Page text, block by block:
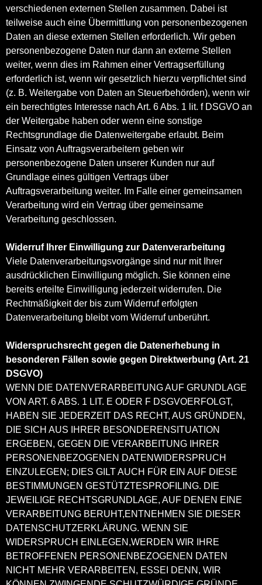
verschiedenen externen Stellen zusammen. Dabei ist
teilweise auch eine Übermittlung von personenbezogenen
Daten an diese externen Stellen erforderlich. Wir geben
personenbezogene Daten nur dann an externe Stellen
weiter, wenn dies im Rahmen einer Vertragserfüllung
erforderlich ist, wenn wir gesetzlich hierzu verpflichtet sind
(z. B. Weitergabe von Daten an Steuerbehörden), wenn wir
ein berechtigtes Interesse nach Art. 6 Abs. 1 lit. f DSGVO an
der Weitergabe haben oder wenn eine sonstige
Rechtsgrundlage die Datenweitergabe erlaubt. Beim
Einsatz von Auftragsverarbeitern geben wir
personenbezogene Daten unserer Kunden nur auf
Grundlage eines gültigen Vertrags über
Auftragsverarbeitung weiter. Im Falle einer gemeinsamen
Verarbeitung wird ein Vertrag über gemeinsame
Verarbeitung geschlossen.
Widerruf Ihrer Einwilligung zur Datenverarbeitung
Viele Datenverarbeitungsvorgänge sind nur mit Ihrer
ausdrücklichen Einwilligung möglich. Sie können eine
bereits erteilte Einwilligung jederzeit widerrufen. Die
Rechtmäßigkeit der bis zum Widerruf erfolgten
Datenverarbeitung bleibt vom Widerruf unberührt.
Widerspruchsrecht gegen die Datenerhebung in
besonderen Fällen sowie gegen Direktwerbung (Art. 21
DSGVO)
WENN DIE DATENVERARBEITUNG AUF GRUNDLAGE
VON ART. 6 ABS. 1 LIT. E ODER F DSGVOERFOLGT,
HABEN SIE JEDERZEIT DAS RECHT, AUS GRÜNDEN,
DIE SICH AUS IHRER BESONDERENSITUATION
ERGEBEN, GEGEN DIE VERARBEITUNG IHRER
PERSONENBEZOGENEN DATENWIDERSPRUCH
EINZULEGEN; DIES GILT AUCH FÜR EIN AUF DIESE
BESTIMMUNGEN GESTÜTZTESPROFILING. DIE
JEWEILIGE RECHTSGRUNDLAGE, AUF DENEN EINE
VERARBEITUNG BERUHT,ENTNEHMEN SIE DIESER
DATENSCHUTZERKLÄRUNG. WENN SIE
WIDERSPRUCH EINLEGEN,WERDEN WIR IHRE
BETROFFENEN PERSONENBEZOGENEN DATEN
NICHT MEHR VERARBEITEN, ESSEI DENN, WIR